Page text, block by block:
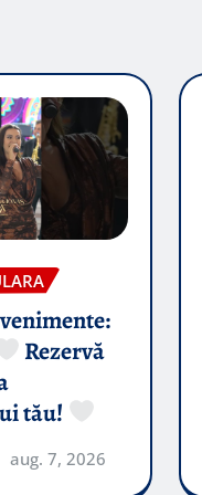
Rezervă
tău!
aug. 7, 2026